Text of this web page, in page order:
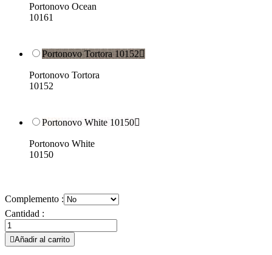
Portonovo Ocean
10161
Portonovo Tortora 10152
Portonovo Tortora
10152
Portonovo White 10150
Portonovo White
10150
Complemento :
Cantidad :
Añadir al carrito